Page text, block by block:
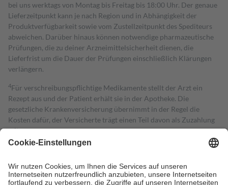
bei uns werktags von Montag bis Freitag bis 18:00 Uhr. Der genaue
Lieferzeitpunkt kann je nach Region und in Abhängigkeit der
Produktverfügbarkeit sowie vom Zustellzeitpunkt des Spediteurs
abweichen. Darüber hinaus können notwendige pharmazeutische
Prüfungen, die zu deiner Arzneimittelsicherheit dienen, die
Lieferfrist um die Dauer der Prüfungen einschließlich Klärungen
verlängern.
4Für verschreibungspflichtige Medikamente stellt der Arzt ein
Rezept aus und der Patient erhält sie in der Apotheke. Die
gesetzliche Krankenversicherung übernimmt in der Regel die
Kosten dafür, der Versicherte trägt einen Teil davon als Zuzahlung
mit.
Grundsätzlich leisten Mitglieder Zuzahlungen in Höhe von zehn
höchstens zehn Euro.
Es sind jedoch nie mehr als die tatsächlichen
Kosten der Leistung zu entrichten.